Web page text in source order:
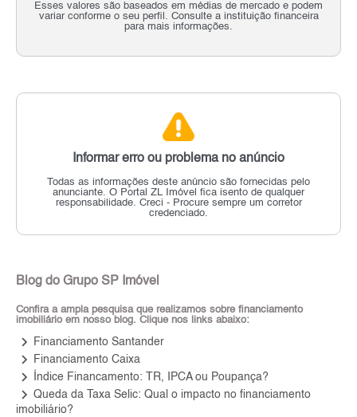
Esses valores são baseados em médias de mercado e podem
variar conforme o seu perfil. Consulte a instituição financeira
para mais informações.
Informar erro ou problema no anúncio
Todas as informações deste anúncio são fornecidas pelo
anunciante. O Portal ZL Imóvel fica isento de qualquer
responsabilidade. Creci - Procure sempre um corretor
credenciado.
Blog do Grupo SP Imóvel
Confira a ampla pesquisa que realizamos sobre financiamento
imobiliário em nosso blog. Clique nos links abaixo:
keyboard_arrow_right Financiamento Santander
keyboard_arrow_right Financiamento Caixa
keyboard_arrow_right Índice Financamento: TR, IPCA ou Poupança?
keyboard_arrow_right Queda da Taxa Selic: Qual o impacto no financiamento
imobiliário?